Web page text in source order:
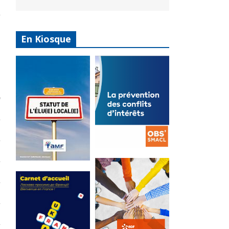
En Kiosque
Statut de
l’élu local
Mise à jour avril
2024
La
prévention
des conflits
d’intérêts
18 septembre 2023
FEUILLETER